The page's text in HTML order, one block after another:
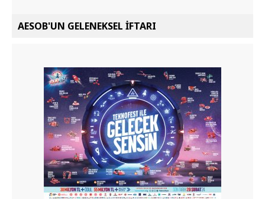
AESOB'UN GELENEKSEL İFTARI